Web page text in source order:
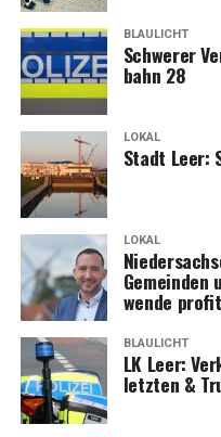
BLAULICHT
Schwe­rer
bahn 28
LOKAL
Stadt Leer:
LOKAL
wen­de
BLAULICHT
LK Leer:
letz­ten &